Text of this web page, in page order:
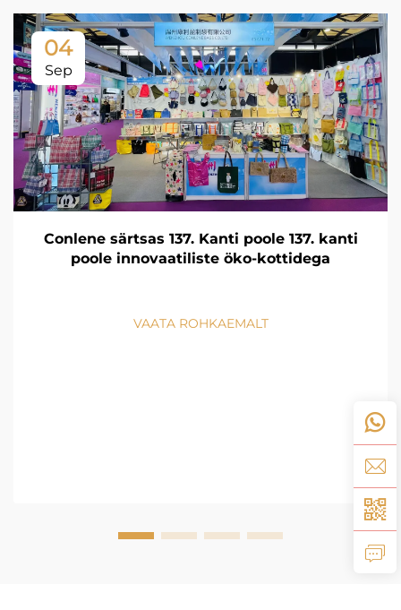
04
Sep
Conlene särtsas 137. Kanti poole 137. kanti
poole innovaatiliste öko-kottidega
VAATA ROHKAEMALT